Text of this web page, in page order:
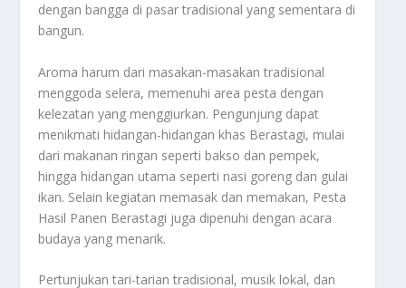
dengan bangga di pasar tradisional yang sementara di
bangun.
Aroma harum dari masakan-masakan tradisional
menggoda selera, memenuhi area pesta dengan
kelezatan yang menggiurkan. Pengunjung dapat
menikmati hidangan-hidangan khas Berastagi, mulai
dari makanan ringan seperti bakso dan pempek,
hingga hidangan utama seperti nasi goreng dan gulai
ikan. Selain kegiatan memasak dan memakan, Pesta
Hasil Panen Berastagi juga dipenuhi dengan acara
budaya yang menarik.
Pertunjukan tari-tarian tradisional, musik lokal, dan